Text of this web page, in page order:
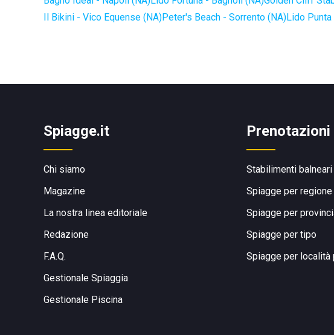
Il Bikini - Vico Equense (NA)Peter's Beach - Sorrento (NA)Lido Punta
Spiagge.it
Chi siamo
Magazine
La nostra linea editoriale
Redazione
F.A.Q.
Gestionale Spiaggia
Gestionale Piscina
Prenotazioni
Stabilimenti balneari
Spiagge per regione
Spiagge per
Spiagge per tipo
Spiagge per località